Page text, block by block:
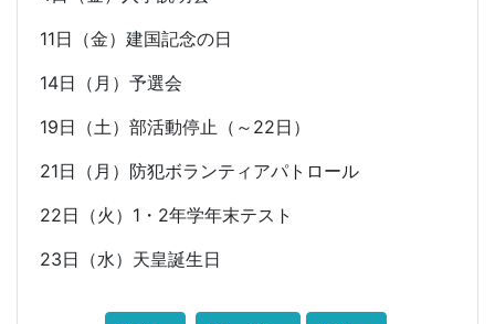
11日（金）建国記念の日
14日（月）予選会
19日（土）部活動停止（～ 22日）
21日（月）防犯ボランティアパトロール
22日（火） 1 ・ 2年学年末テスト
23日（水）天皇誕生日